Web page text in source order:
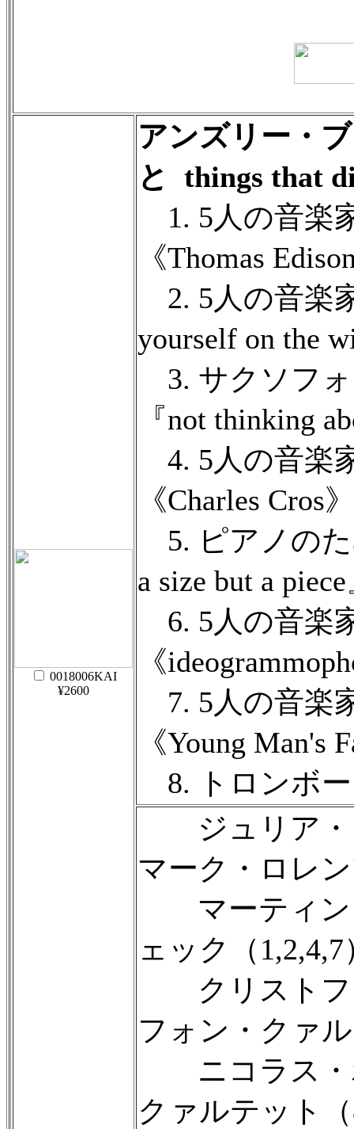
0018006KAI
¥2600
アンズリー・
と things that
1. 5人の音楽
《Thomas
2. 5人の音楽
yourself on the
3. サクソフ
『not thinking
4. 5人の音楽
《Charles Cros
5. ピアノのた
a size but a
6. 5人の音楽
《
7. 5人の音楽
《Young Man's
8. トロンボー
ジュリア・
マーク・ロレ
マーティン
ェック（1,2,4,7
クリストフ
フォン・クァ
ニコラス・
クァルテット